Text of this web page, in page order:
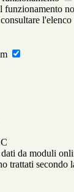
funzionamento
da moduli
trattati secondo